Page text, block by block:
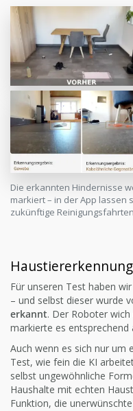
Die erkannten Hindernisse
markiert – in der App lassen
zukünftige
Haustiererkennung
Für unseren Test haben
– und selbst dieser wurde
erkannt. Der Roboter
markierte es entsprechend
Auch wenn es sich nur um
Test, wie fein die KI
selbst ungewöhnliche
Haushalte mit echten
Funktion, die